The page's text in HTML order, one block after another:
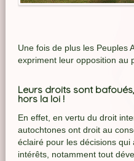
Une fois de plus les Peuples
expriment leur opposition au
Leurs droits sont
hors la loi !
En effet, en vertu du droit
autochtones ont droit au
éclairé pour les décisions
intérêts, notamment tout